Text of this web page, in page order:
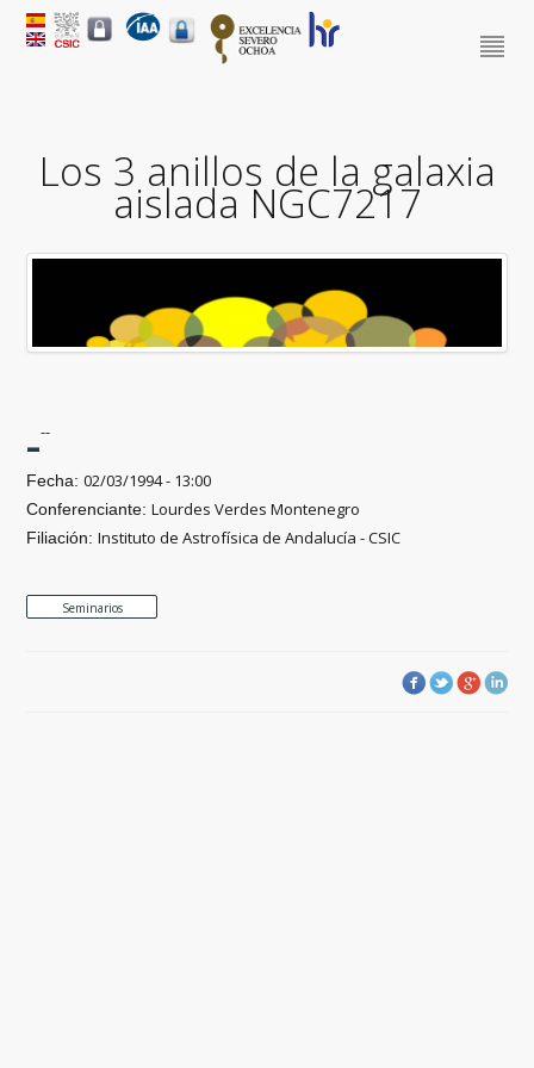
Los 3 anillos de la galaxia
aislada NGC7217
---
Fecha:02/03/1994 - 13:00
Conferenciante:Lourdes Verdes Montenegro
Filiación:Instituto de Astrofísica de Andalucía - CSIC
Seminarios